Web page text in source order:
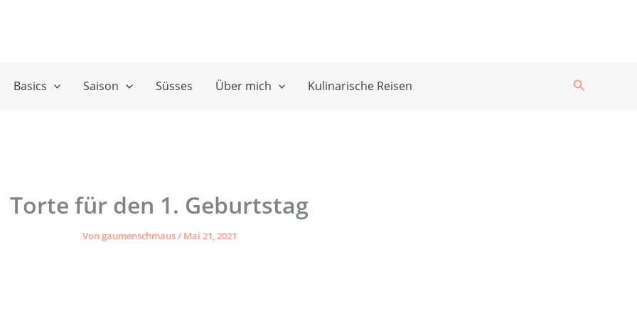
Basics Saison Süsses Über mich Kulinarische Reisen Suchen
Torte für den 1. Geburtstag
Vongaumenschmaus/ Mai 21, 2021